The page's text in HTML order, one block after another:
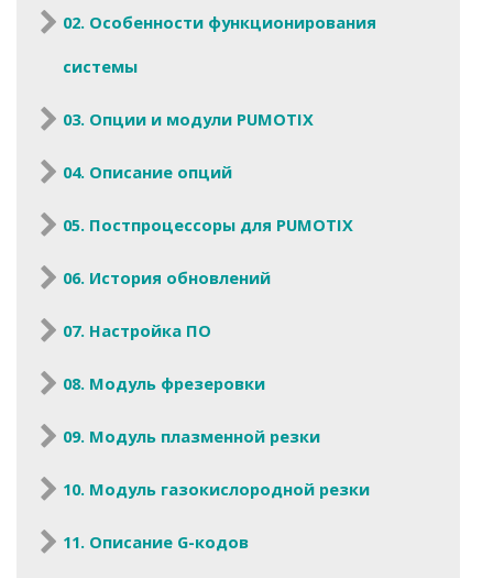
02. Особенности функционирования
системы
03. Опции и модули PUMOTIX
04. Описание опций
05. Постпроцессоры для PUMOTIX
06. История обновлений
07. Настройка ПО
08. Модуль фрезеровки
09. Модуль плазменной резки
10. Модуль газокислородной резки
11. Описание G-кодов